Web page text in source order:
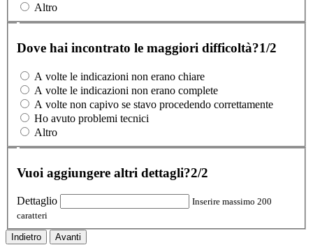
Altro
Dove hai incontrato le maggiori difficoltà?1/2
A volte le indicazioni non erano chiare
A volte le indicazioni non erano complete
A volte non capivo se stavo procedendo correttamente
Ho avuto problemi tecnici
Altro
Vuoi aggiungere altri dettagli?2/2
Dettaglio
Inserire massimo 200
caratteri
Indietro Avanti